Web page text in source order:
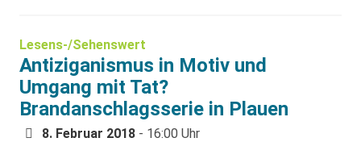
Lesens-/Sehenswert
Antiziganismus in Motiv und
Umgang mit Tat?
Brandanschlagsserie in Plauen
8. Februar 2018 - 16:00 Uhr